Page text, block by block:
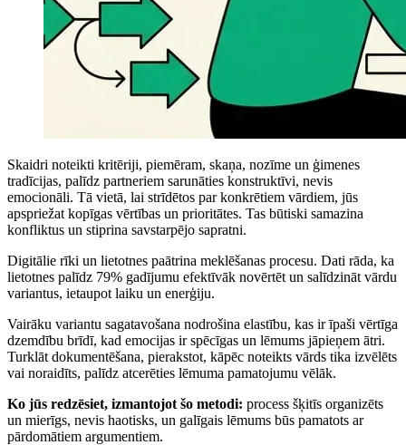
Skaidri noteikti kritēriji, piemēram, skaņa, nozīme un ģimenes
tradīcijas, palīdz partneriem sarunāties konstruktīvi, nevis
emocionāli. Tā vietā, lai strīdētos par konkrētiem vārdiem, jūs
apspriežat kopīgas vērtības un prioritātes. Tas būtiski samazina
konfliktus un stiprina savstarpējo sapratni.
Digitālie rīki un lietotnes paātrina meklēšanas procesu. Dati rāda, ka
lietotnes palīdz 79% gadījumu efektīvāk novērtēt un salīdzināt vārdu
variantus, ietaupot laiku un enerģiju.
Vairāku variantu sagatavošana nodrošina elastību, kas ir īpaši vērtīga
dzemdību brīdī, kad emocijas ir spēcīgas un lēmums jāpieņem ātri.
Turklāt dokumentēšana, pierakstot, kāpēc noteikts vārds tika izvēlēts
vai noraidīts, palīdz atcerēties lēmuma pamatojumu vēlāk.
Ko jūs redzēsiet, izmantojot šo metodi: process šķitīs organizēts
un mierīgs, nevis haotisks, un galīgais lēmums būs pamatots ar
pārdomātiem argumentiem.